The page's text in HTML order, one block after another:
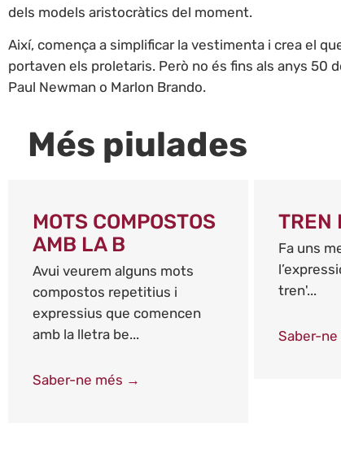
dels models aristocràtics del moment.
Així, comença a simplificar la vestimenta i crea el
portaven els proletaris. Però no és fins als anys 50
Paul Newman o Marlon Brando.
Més piulades
MOTS COMPOSTOS
AMB LA B
Avui veurem alguns mots
compostos repetitius i
expressius que comencen
amb la lletra be...
Saber-ne més →
TREN
Fa uns
tren'...
Saber-